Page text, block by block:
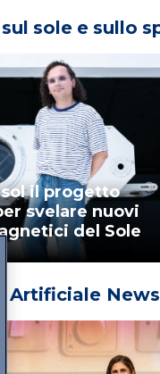
sole e sullo
il progetto
svelare nuovi
del Sole
Artificiale News